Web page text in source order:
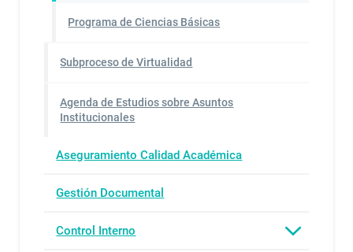
Programa de Ciencias Básicas
Subproceso de Virtualidad
Agenda de Estudios sobre Asuntos
Institucionales
Aseguramiento Calidad Académica
Gestión Documental
Control Interno